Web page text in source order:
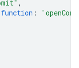
,
function :